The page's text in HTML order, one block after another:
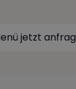
jetzt